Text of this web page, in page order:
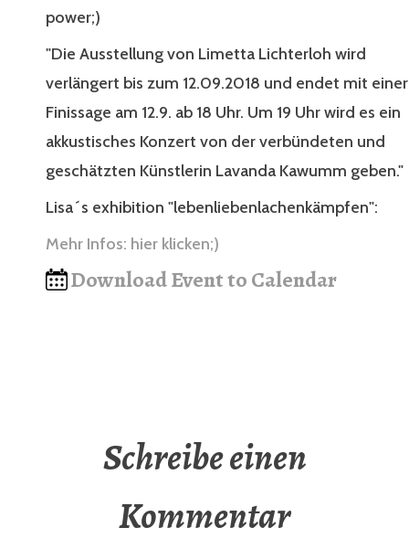
power;)
"Die Ausstellung von Limetta Lichterloh wird
verlängert bis zum 12.09.2018 und endet mit einer
Finissage am 12.9. ab 18 Uhr. Um 19 Uhr wird es ein
akkustisches Konzert von der verbündeten und
geschätzten Künstlerin Lavanda Kawumm geben."
Lisa´s exhibition "lebenliebenlachenkämpfen":
Mehr Infos: hier klicken;)
Download Event to Calendar
Schreibe einen
Kommentar